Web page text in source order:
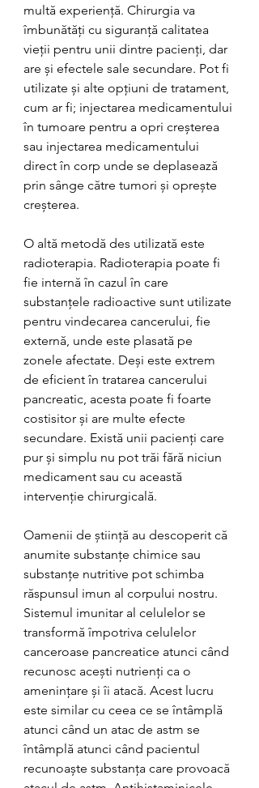
multă experiență. Chirurgia va
îmbunătăți cu siguranță calitatea
vieții pentru unii dintre pacienți, dar
are și efectele sale secundare. Pot fi
utilizate și alte opțiuni de tratament,
cum ar fi; injectarea medicamentului
în tumoare pentru a opri creșterea
sau injectarea medicamentului
direct în corp unde se deplasează
prin sânge către tumori și oprește
creșterea.
O altă metodă des utilizată este
radioterapia. Radioterapia poate fi
fie internă în cazul în care
substanțele radioactive sunt utilizate
pentru vindecarea cancerului, fie
externă, unde este plasată pe
zonele afectate. Deși este extrem
de eficient în tratarea cancerului
pancreatic, acesta poate fi foarte
costisitor și are multe efecte
secundare. Există unii pacienți care
pur și simplu nu pot trăi fără niciun
medicament sau cu această
intervenție chirurgicală.
Oamenii de știință au descoperit că
anumite substanțe chimice sau
substanțe nutritive pot schimba
răspunsul imun al corpului nostru.
Sistemul imunitar al celulelor se
transformă împotriva celulelor
canceroase pancreatice atunci când
recunosc acești nutrienți ca o
amenințare și îi atacă. Acest lucru
este similar cu ceea ce se întâmplă
atunci când un atac de astm se
întâmplă atunci când pacientul
recunoaște substanța care provoacă